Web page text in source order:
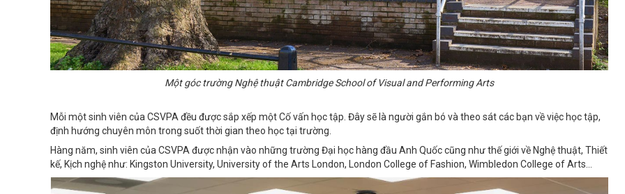
Một góc trường Nghệ thuật Cambridge School of Visual and Performing Arts
Mỗi một sinh viên của CSVPA đều được sắp xếp một Cố vấn học tập. Đây sẽ là người gắn bó và theo sát các bạn về việc học tập,
định hướng chuyên môn trong suốt thời gian theo học tại trường.
Hàng năm, sinh viên của CSVPA được nhận vào những trường Đại học hàng đầu Anh Quốc cũng như thế giới về Nghệ thuật, Thiết
kế, Kịch nghệ như: Kingston University, University of the Arts London, London College of Fashion, Wimbledon College of Arts...